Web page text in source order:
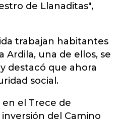
de Llanaditas",
trabajan habitantes
Ardila, una de ellos, se
destacó que ahora
social.
en el Trece de
del Camino